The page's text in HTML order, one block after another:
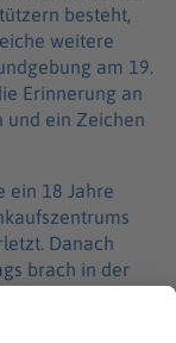
besteht,
weitere
am 19.
Erinnerung an
und ein Zeichen
ein 18 Jahre
Danach
brach in der